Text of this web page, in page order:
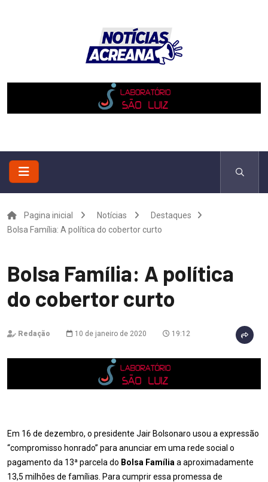
Pagina inicial Notícias
Destaques
Bolsa Família: A política do cobertor curto
Bolsa Família: A política
do cobertor curto
Redação 10 de janeiro de 2020 19:12
Em 16 de dezembro, o presidente Jair Bolsonaro usou a expressão
“compromisso honrado” para anunciar em uma rede social o
pagamento da 13ª parcela do Bolsa Família a aproximadamente
13,5 milhões de famílias. Para cumprir essa promessa de